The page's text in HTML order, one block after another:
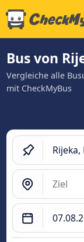
Bus von
Vergleiche alle
mit CheckMyBus